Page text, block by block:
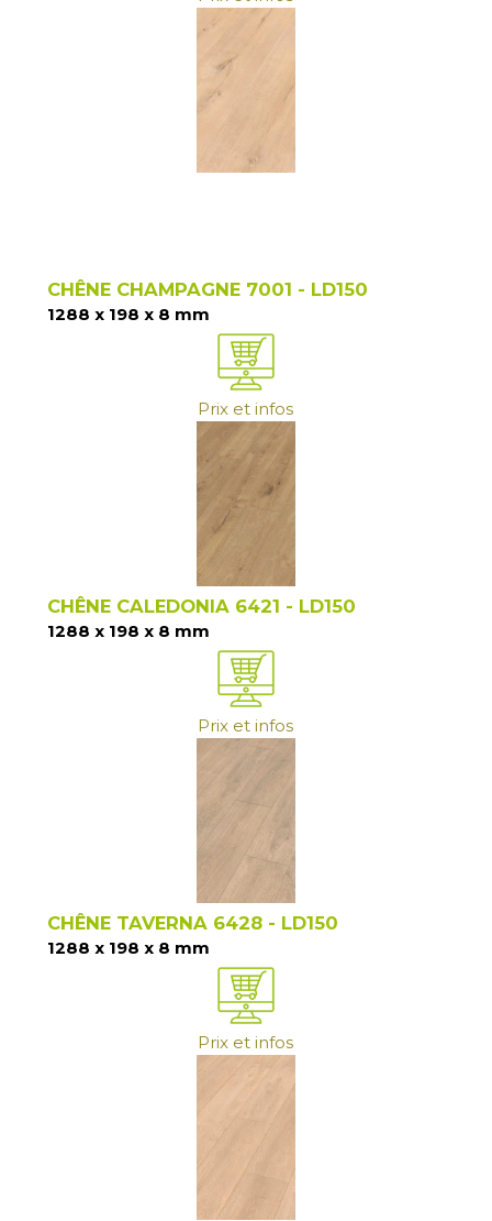
CHÊNE CHAMPAGNE 7001 - LD150
1288 x 198 x 8 mm
Prix et infos
CHÊNE CALEDONIA 6421 - LD150
1288 x 198 x 8 mm
Prix et infos
CHÊNE TAVERNA 6428 - LD150
1288 x 198 x 8 mm
Prix et infos